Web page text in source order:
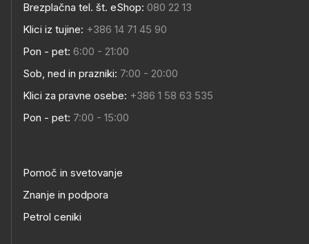
Brezplačna tel. št. eShop: 080 22 13
Klici iz tujine: +386 14 71 45 90
Pon - pet: 6:00 - 21:00
Sob, ned in prazniki: 7:00 - 20:00
Klici za pravne osebe: +386 1 58 63 535
Pon - pet: 7:00 - 15:00
Pomoč in svetovanje
Znanje in podpora
Petrol ceniki